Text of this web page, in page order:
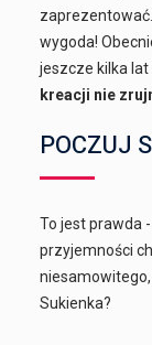
wygoda!
jeszcze kilka
kreacji nie
POCZUJ
To jest prawda
przyjemności
Sukienka?